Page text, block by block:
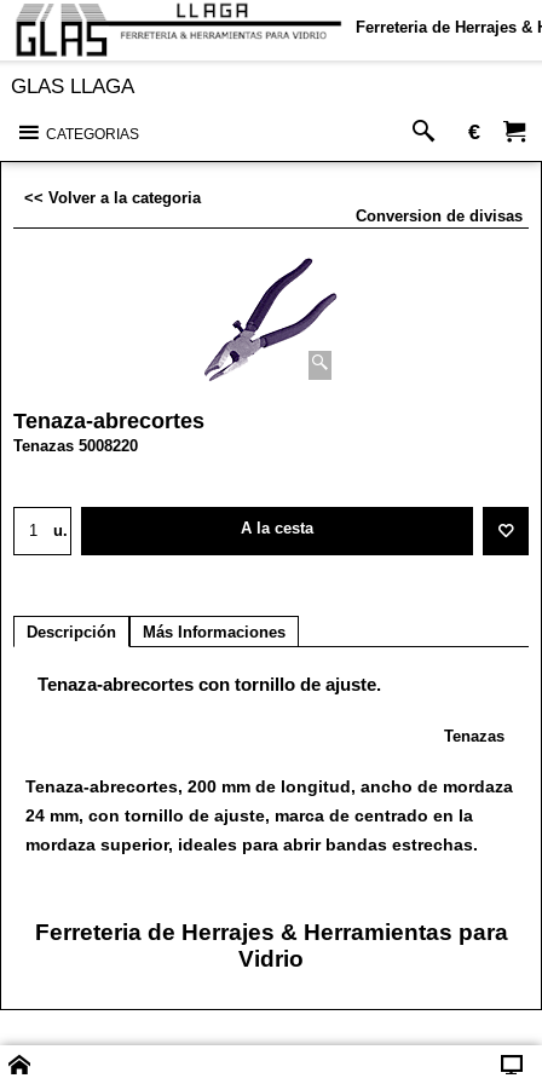
Ferreteria de Herrajes
GLAS LLAGA
CATEGORIAS €
Conversion de divisas
<< Volver a la categoria
Tenaza-abrecortes
Tenazas 5008220
u. A la cesta
Descripción Más Informaciones
Tenaza-abrecortes con tornillo de ajuste.
Tenazas
Tenaza-abrecortes, 200 mm de longitud, ancho de mordaza
24 mm, con tornillo de ajuste, marca de centrado en la
mordaza superior, ideales para abrir bandas estrechas.
Ferreteria de Herrajes & Herramientas para
Vidrio